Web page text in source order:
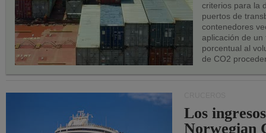
criterios para la
puertos de
contenedores
aplicación de
porcentual al
de CO2
Los
Norwegian